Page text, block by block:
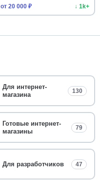
от 20 000 ₽ ↓ 1k+
Для интернет-
магазина
130
Готовые интернет-
магазины
79
Для разработчиков 47